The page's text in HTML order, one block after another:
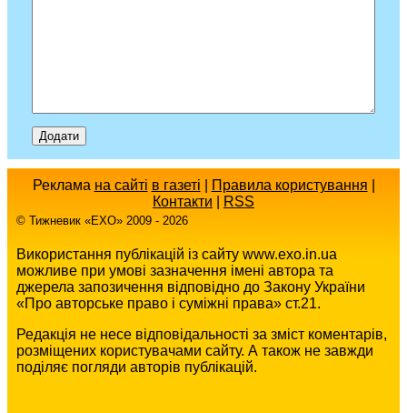
Реклама на сайті в газеті Правила користування
Контакти
RSS
© Тижневик «EХO» 2009 - 2026
Використання публікацій із сайту www.exo.in.ua
можливе при умові зазначення імені автора та
джерела запозичення відповідно до Закону України
«Про авторське право і суміжні права» ст.21.
Редакція не несе відповідальності за зміст коментарів,
розміщених користувачами сайту. А також не завжди
поділяє погляди авторів публікацій.